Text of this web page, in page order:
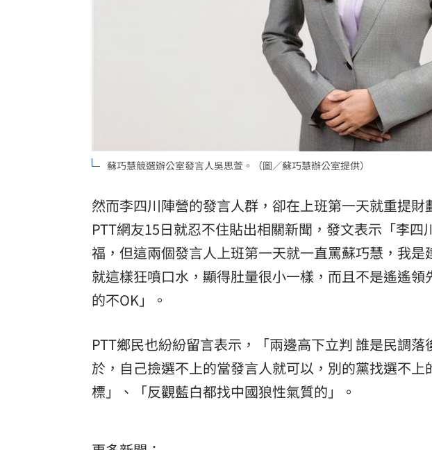
蘇巧慧競選辦公室發言人吳思萱。（圖／蘇巧慧辦公室提供）
然而李四川陣營的發言人群，卻在上班第一天就重提財
PTT網友15日就忍不住貼出相關新聞，發文表示「李
福，但這兩個發言人上班第一天就一直罵蘇巧慧，我
就這樣狂噴口水，顯得肚量很小一樣，而且不是遙遙
的不OK」。
PTT鄉民也紛紛留言表示，「兩邊高下立判 誰是民調
於，自己撿選不上的當發言人就可以，別的黨找選不
標」、「反觀藍白都找中國狼性氣質的」。